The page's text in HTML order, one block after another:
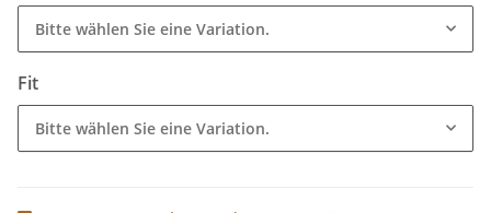
Bitte wählen Sie eine Variation.
Fit
Bitte wählen Sie eine Variation.